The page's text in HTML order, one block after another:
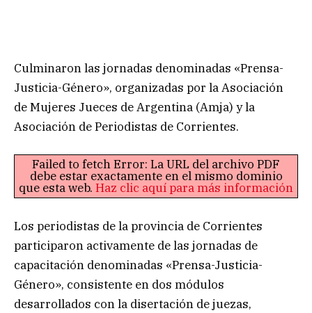
Culminaron las jornadas denominadas «Prensa-
Justicia-Género», organizadas por la Asociación
de Mujeres Jueces de Argentina (Amja) y la
Asociación de Periodistas de Corrientes.
Failed to fetch Error: La URL del archivo PDF
debe estar exactamente en el mismo dominio
que esta web. Haz clic aquí para más información
Los periodistas de la provincia de Corrientes
participaron activamente de las jornadas de
capacitación denominadas «Prensa-Justicia-
Género», consistente en dos módulos
desarrollados con la disertación de juezas,